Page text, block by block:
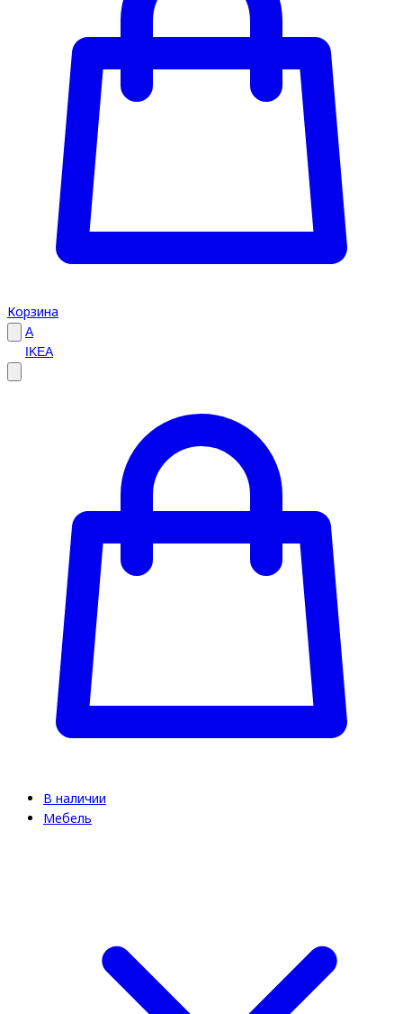
Корзина
A
IKEA
В наличии
Мебель